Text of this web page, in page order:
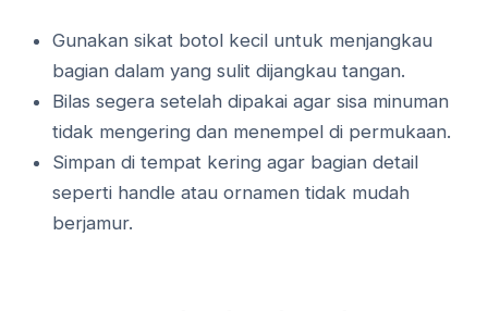
Gunakan sikat botol kecil untuk menjangkau
bagian dalam yang sulit dijangkau tangan.
Bilas segera setelah dipakai agar sisa minuman
tidak mengering dan menempel di permukaan.
Simpan di tempat kering agar bagian detail
seperti handle atau ornamen tidak mudah
berjamur.